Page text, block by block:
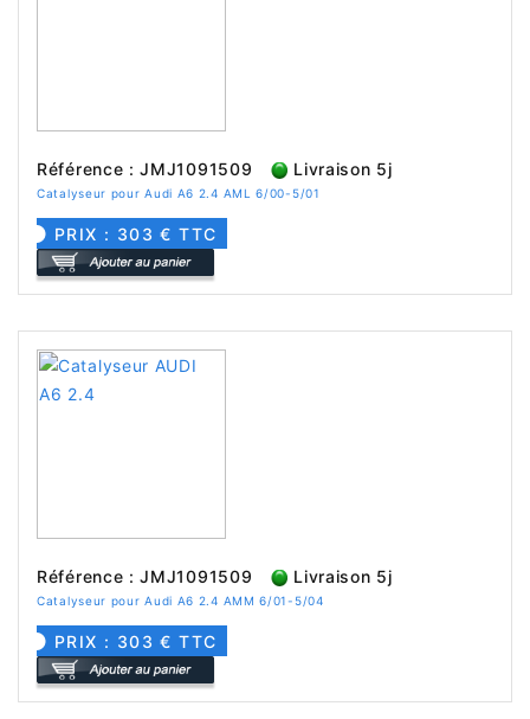
Référence : JMJ1091509 Livraison 5j
Catalyseur pour Audi A6 2.4 AML 6/00-5/01
PRIX : 303 € TTC
Référence : JMJ1091509 Livraison 5j
Catalyseur pour Audi A6 2.4 AMM 6/01-5/04
PRIX : 303 € TTC